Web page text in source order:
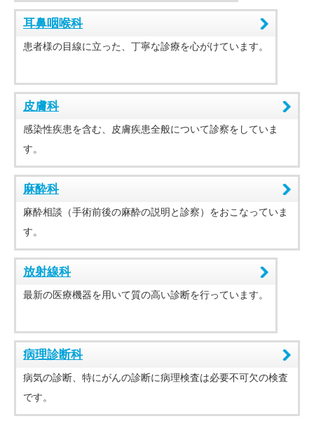
耳鼻咽喉科
患者様の目線に立った、丁寧な診療を心がけています。
皮膚科
感染性疾患を含む、皮膚疾患全般について診察をしていま
す。
麻酔科
麻酔相談（手術前後の麻酔の説明と診察）をおこなっていま
す。
放射線科
最新の医療機器を用いて質の高い診断を行っています。
病理診断科
病気の診断、特にがんの診断に病理検査は必要不可欠の検査
です。